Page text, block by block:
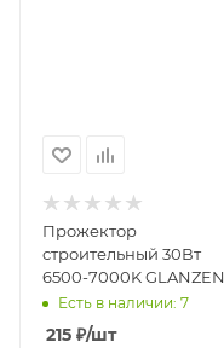
Прожектор
строительный 30Вт
6500-7000K GLANZEN
RPD-0001-30
Есть в наличии: 7
215 ₽/шт